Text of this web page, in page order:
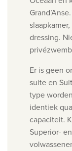
dressing.
Er is geen
suite en
type
identiek
capaciteit.
Superior-